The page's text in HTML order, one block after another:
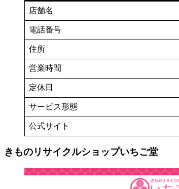
店舗名
電話番号
住所
営業時間
定休日
サービス形態
公式サイト
きものリサイクルショップいちご堂